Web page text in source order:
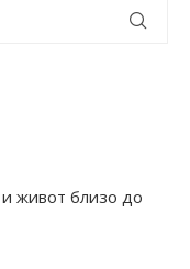
живот близо до